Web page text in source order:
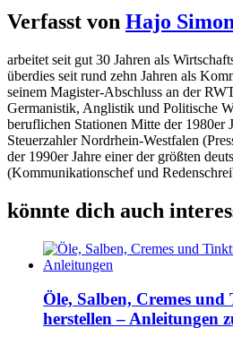
Verfasst von Hajo
arbeitet seit gut 30 Jahren als
überdies seit rund zehn Jahren als
seinem Magister-Abschluss an der
Germanistik, Anglistik und Politische
beruflichen Stationen Mitte der 1980er
Steuerzahler Nordrhein-Westfalen
der 1990er Jahre einer der größten
(Kommunikationschef und
könnte dich auch
Öle, Salben, Cremes
herstellen – Anleitungen